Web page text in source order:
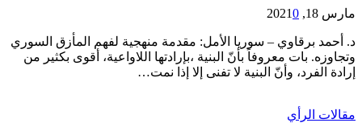
مارس 18, 2021 0
د. أحمد برقاوي – سوريا الأمل: مقدمة منهجية لفهم المأزق السوري
وتجاوزه. بات معروفاً بأنّ البنية ،بإرادتها اللاواعية، أقوى بكثير من
إرادة الفرد، وأنّ البنية لا تفنى إلا إذا نمت…
مقالات الرأي